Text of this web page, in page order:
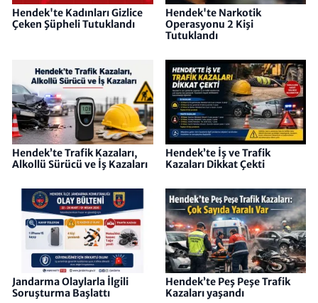
Hendek'te Kadınları Gizlice
Çeken Şüpheli Tutuklandı
Hendek'te Narkotik
Operasyonu 2 Kişi
Tutuklandı
Hendek’te Trafik Kazaları,
Alkollü Sürücü ve İş Kazaları
Hendek’te İş ve Trafik
Kazaları Dikkat Çekti
Jandarma Olaylarla İlgili
Soruşturma Başlattı
Hendek’te Peş Peşe Trafik
Kazaları yaşandı